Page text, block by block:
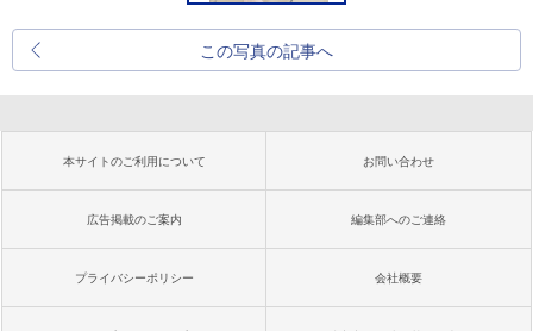
この写真の記事へ
本サイトのご利用について お問い合わせ
広告掲載のご案内 編集部へのご連絡
プライバシーポリシー 会社概要